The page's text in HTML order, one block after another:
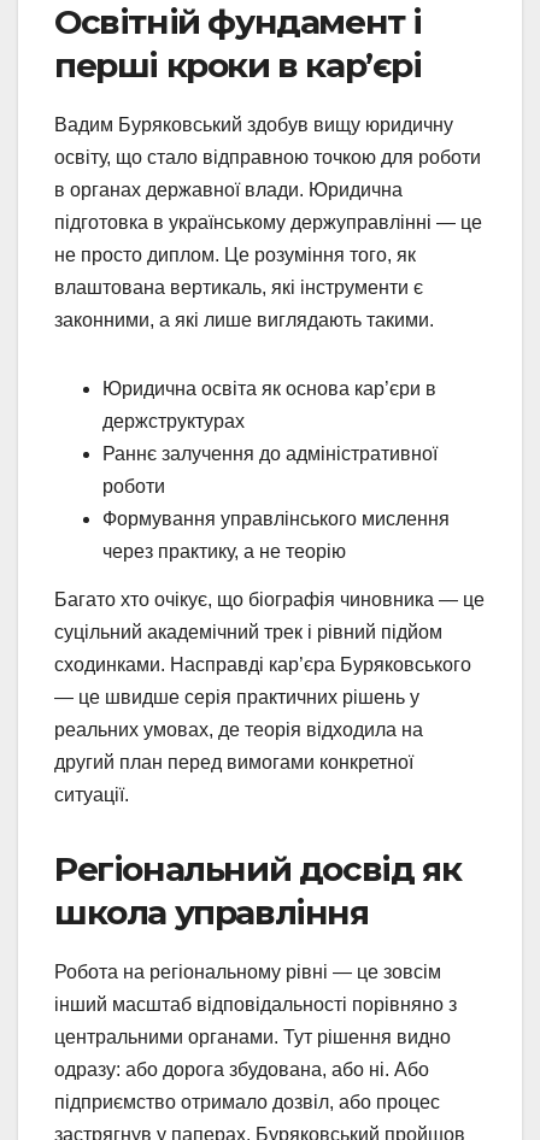
Освітній фундамент і
перші кроки в кар’єрі
Вадим Буряковський здобув вищу юридичну
освіту, що стало відправною точкою для роботи
в органах державної влади. Юридична
підготовка в українському держуправлінні — це
не просто диплом. Це розуміння того, як
влаштована вертикаль, які інструменти є
законними, а які лише виглядають такими.
Юридична освіта як основа кар’єри в
держструктурах
Раннє залучення до адміністративної
роботи
Формування управлінського мислення
через практику, а не теорію
Багато хто очікує, що біографія чиновника — це
суцільний академічний трек і рівний підйом
сходинками. Насправді кар’єра Буряковського
— це швидше серія практичних рішень у
реальних умовах, де теорія відходила на
другий план перед вимогами конкретної
ситуації.
Регіональний досвід як
школа управління
Робота на регіональному рівні — це зовсім
інший масштаб відповідальності порівняно з
центральними органами. Тут рішення видно
одразу: або дорога збудована, або ні. Або
підприємство отримало дозвіл, або процес
застрягнув у паперах. Буряковський пройшов